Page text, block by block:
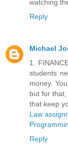
watching
Reply
Michael
1.
students
money.
but for
that keep
Law
Reply